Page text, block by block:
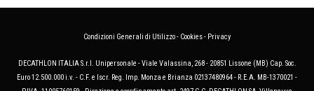
Condizioni Generali di Utilizzo- Cookies- Privacy
DECATHLON ITALIA S.r.l. Unipersonale - Viale Valassina, 268 - 20851 Lissone (MB) Cap. Soc.
Euro 12.500.000 i.v. - C.F. e Iscr. Reg. Imp. Monza e Brianza 02137480964 - R.E.A. MB-1370021 -